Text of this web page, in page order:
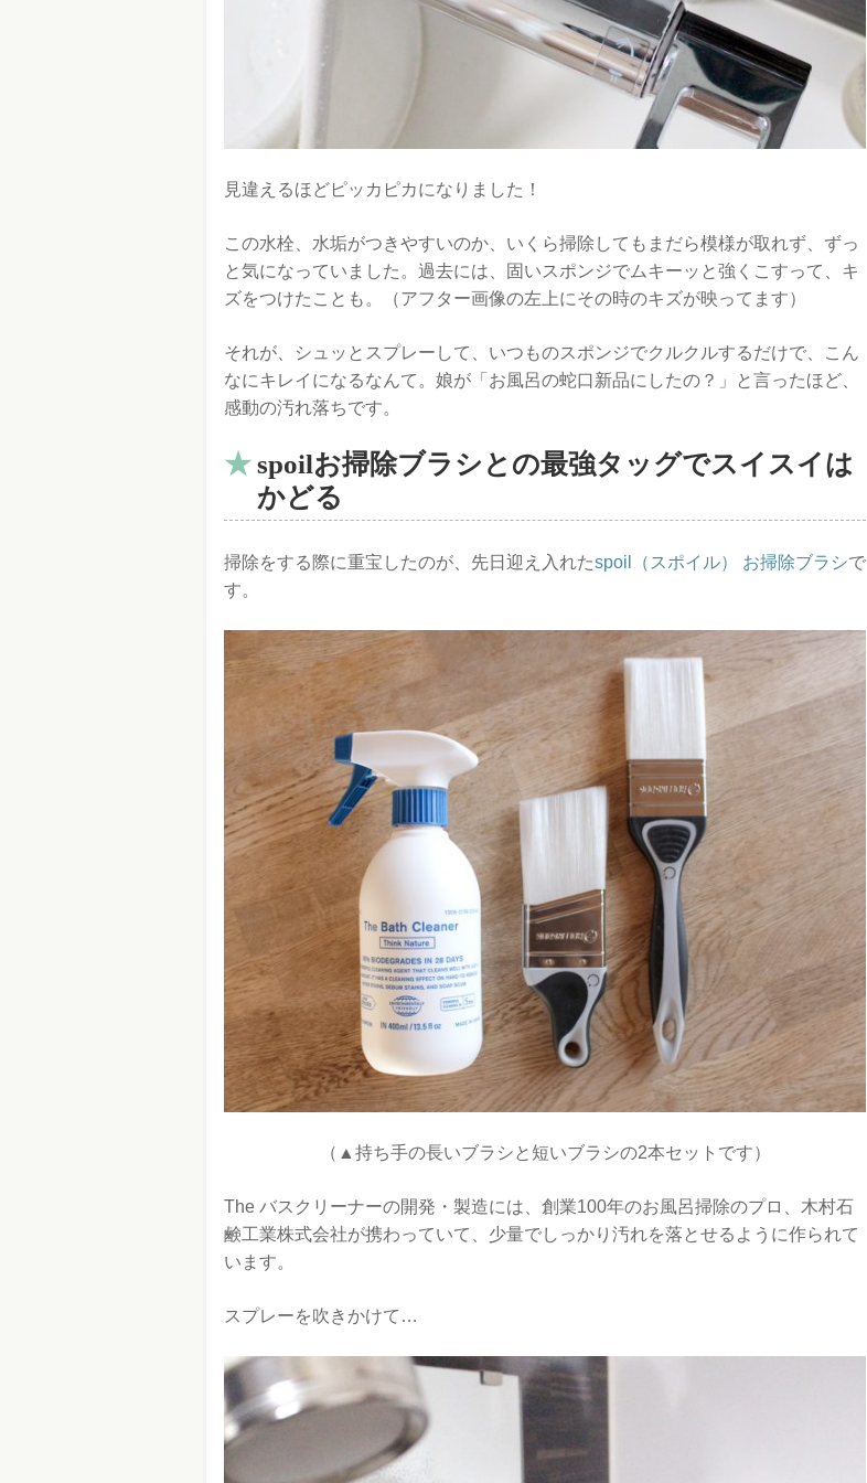
見違えるほどピッカピカになりました！
この水栓、水垢がつきやすいのか、いくら掃除してもまだら模様が取れず、ずっ
と気になっていました。過去には、固いスポンジでムキーッと強くこすって、キ
ズをつけたことも。（アフター画像の左上にその時のキズが映ってます）
それが、シュッとスプレーして、いつものスポンジでクルクルするだけで、こん
なにキレイになるなんて。娘が「お風呂の蛇口新品にしたの？」と言ったほど、
感動の汚れ落ちです。
spoilお掃除ブラシとの最強タッグでスイスイは
かどる
掃除をする際に重宝したのが、先日迎え入れたspoil（スポイル） お掃除ブラシで
す。
（▲持ち手の長いブラシと短いブラシの2本セットです）
The バスクリーナーの開発・製造には、創業100年のお風呂掃除のプロ、木村石
鹸工業株式会社が携わっていて、少量でしっかり汚れを落とせるように作られて
います。
スプレーを吹きかけて…